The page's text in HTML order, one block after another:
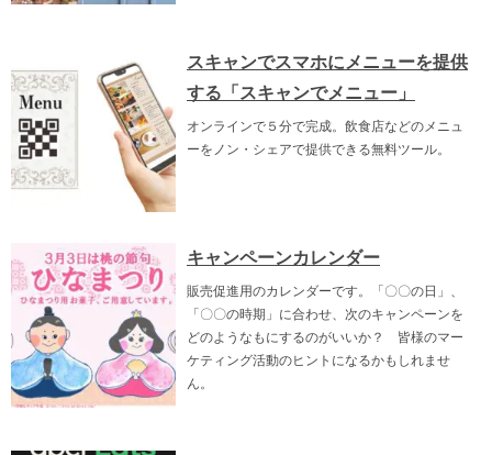
スキャンでスマホにメニューを提供
する「スキャンでメニュー」
オンラインで５分で完成。飲食店などのメニュ
ーをノン・シェアで提供できる無料ツール。
キャンペーンカレンダー
販売促進用のカレンダーです。「〇〇の日」、
「〇〇の時期」に合わせ、次のキャンペーンを
どのようなもにするのがいいか？ 皆様のマー
ケティング活動のヒントになるかもしれませ
ん。